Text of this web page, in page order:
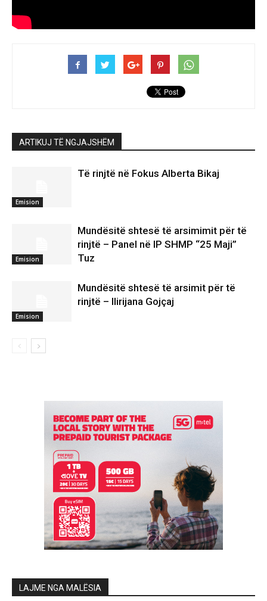
ARTIKUJ TË NGJAJSHËM
Emision
Të rinjtë në Fokus Alberta Bikaj
Emision
Mundësitë shtesë të arsimimit për të
rinjtë – Panel në IP SHMP “25 Maji”
Tuz
Emision
Mundësitë shtesë të arsimit për të
rinjtë – Ilirijana Gojçaj
LAJME NGA MALËSIA